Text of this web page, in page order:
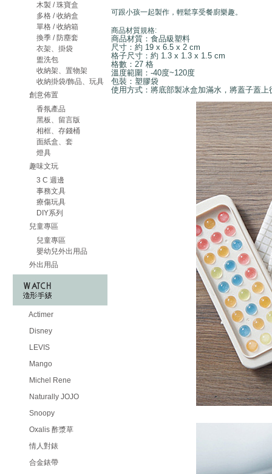
木製 / 珠寶盒
多格 / 收納盒
單格 / 收納箱
換季 / 防塵套
衣架、掛袋
盥洗包
收納架、置物架
收納掛袋/飾品、玩具
創意佈置
香氛產品
黑板、留言版
相框、存錢桶
面紙盒、套
燈具
趣味文玩
3 C 週邊
事務文具
療傷玩具
DIY系列
兒童專區
兒童專區
嬰幼兒外出用品
外出用品
Actimer
Disney
LEVIS
Mango
Michel Rene
Naturally JOJO
Snoopy
Oxalis 酢漿草
情人對錶
合金錶帶
可跟小孩一起製作，輕鬆享受餐廚樂趣。
商品材質規格:
商品材質：食品級塑料
尺寸：約 19 x 6.5 x 2 cm
格子尺寸：約 1.3 x 1.3 x 1.5 cm
格數：27 格
溫度範圍：-40度~120度
包裝：塑膠袋
使用方式：將底部製冰盒加滿水，將蓋子蓋